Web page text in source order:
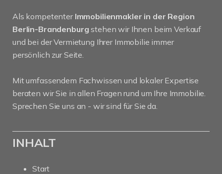
Als kompetenter Immobilienmakler in der Region
Berlin-Brandenburg stehen wir Ihnen beim Verkauf
und bei der Vermietung Ihrer Immobilie immer
persönlich zur Seite.
Mit umfassendem Fachwissen und lokaler Expertise
beraten wir Sie in allen Fragen rund um Ihre Immobilie.
Sprechen Sie uns an - wir sind für Sie da.
INHALT
Start